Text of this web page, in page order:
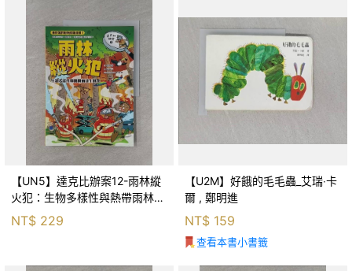
【UN5】達克比辦案12-雨林縱
火犯：生物多樣性與熱帶雨林生
態系_柯智元
NT$ 229
【U2M】好餓的毛毛蟲_艾瑞‧卡
爾 , 鄭明進
NT$ 159
查看本書小書籤